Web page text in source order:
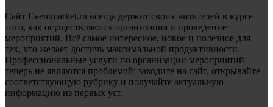
Сайт Eventmarket.ru всегда держит своих читателей в курсе
того, как осуществляются организация и проведение
мероприятий. Всё самое интересное, новое и полезное для
тех, кто желает достичь максимальной продуктивности.
Профессиональные услуги по организации мероприятий
теперь не являются проблемой: заходите на сайт, открывайте
соответствующую рубрику и получайте актуальную
информацию из первых уст.